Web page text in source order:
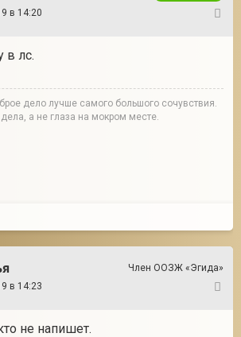
в 14:20
в лс.
дело лучше самого большого сочувствия.
а не глаза на мокром месте.
Член ООЗЖ «Эгида»
в 14:23
не напишет.